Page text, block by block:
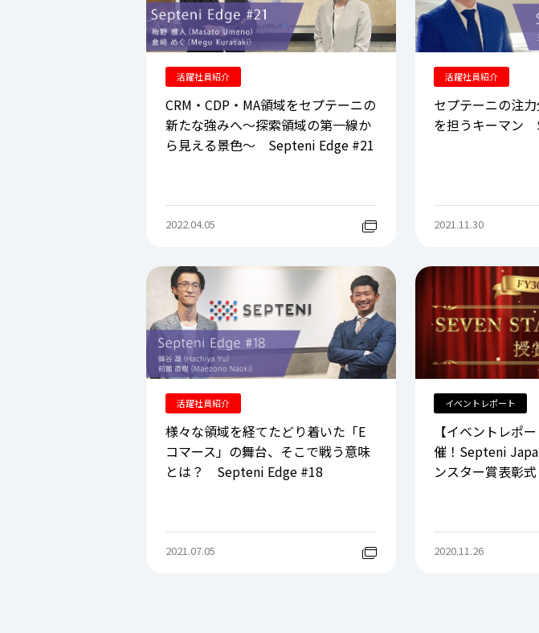
活躍社員紹介
CRM・CDP・MA領域をセプテーニの
新たな強みへ～探索領域の第一線か
ら見える景色～ Septeni Edge #21
2022.04.05
活躍社員紹介
セプテーニの注
を担うキーマン
2021.11.30
活躍社員紹介
様々な領域を経てたどり着いた「E
コマース」の舞台、そこで戦う意味
とは？ Septeni Edge #18
2021.07.05
イベントレポート
【イベントレポ
催！Septeni
ンスター賞表彰式
2020.11.26